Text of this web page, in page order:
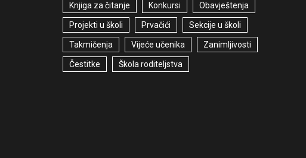
Knjiga za čitanje Konkursi Obavještenja
Projekti u školi Prvačići Sekcije u školi
Takmičenja Vijeće učenika Zanimljivosti
Čestitke Škola roditeljstva